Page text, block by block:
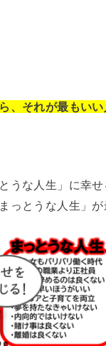
、それが最もいい
うな人生」に幸せ
っとうな人生」が